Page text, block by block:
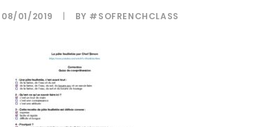
08/01/2019 | BY #SOFRENCHCLASS